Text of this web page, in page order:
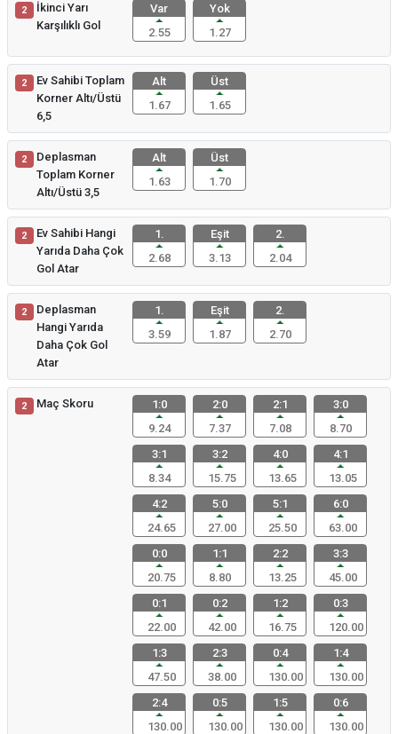
2
İkinci Yarı
Karşılıklı Gol
Var
2.55
Yok
1.27
2
Ev Sahibi Toplam
Korner Altı/Üstü
6,5
Alt
1.67
Üst
1.65
2
Deplasman
Toplam Korner
Altı/Üstü 3,5
Alt
1.63
Üst
1.70
2
Ev Sahibi Hangi
Yarıda Daha Çok
Gol Atar
1.
2.68
Eşit
3.13
2.
2.04
2
Deplasman
Hangi Yarıda
Daha Çok Gol
Atar
1.
3.59
Eşit
1.87
2.
2.70
2 Maç Skoru
1:0
9.24
2:0
7.37
2:1
7.08
3:0
8.70
3:1
8.34
3:2
15.75
4:0
13.65
4:1
13.05
4:2
24.65
5:0
27.00
5:1
25.50
6:0
63.00
0:0
20.75
1:1
8.80
2:2
13.25
3:3
45.00
0:1
22.00
0:2
42.00
1:2
16.75
0:3
120.00
1:3
47.50
2:3
38.00
0:4
130.00
1:4
130.00
2:4
130.00
0:5
130.00
1:5
130.00
0:6
130.00